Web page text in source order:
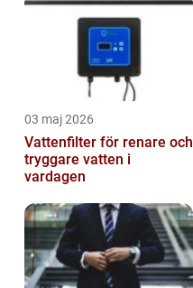
03 maj 2026
Vattenfilter för renare och
tryggare vatten i
vardagen